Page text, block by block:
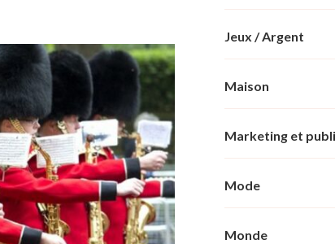
Jeux / Argent
Maison
Marketing et
Mode
Monde